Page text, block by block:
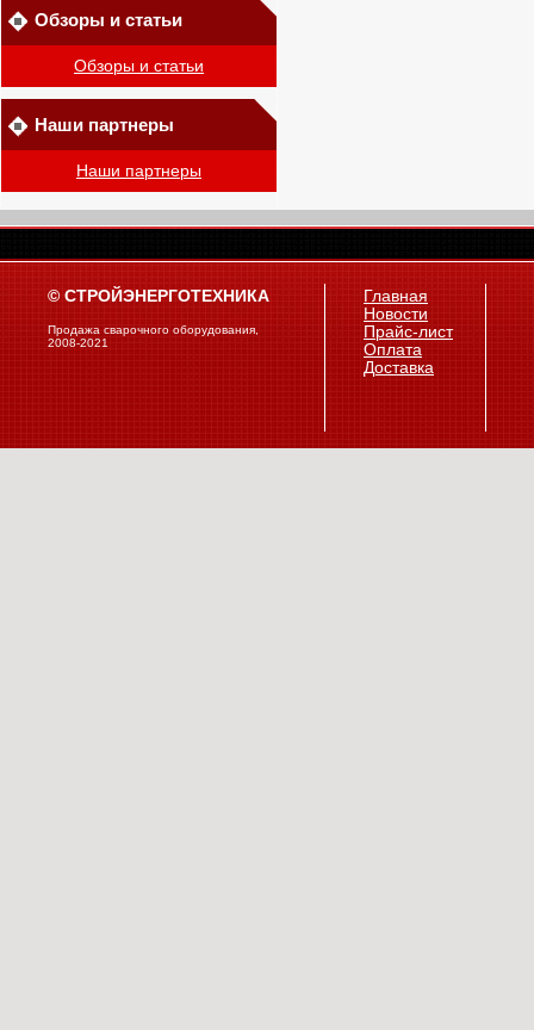
Обзоры и статьи
Обзоры и статьи
Наши партнеры
Наши партнеры
© СТРОЙЭНЕРГОТЕХНИКА
Продажа сварочного оборудования,
2008-2021
Главная
Новости
Прайс-лист
Оплата
Доставка